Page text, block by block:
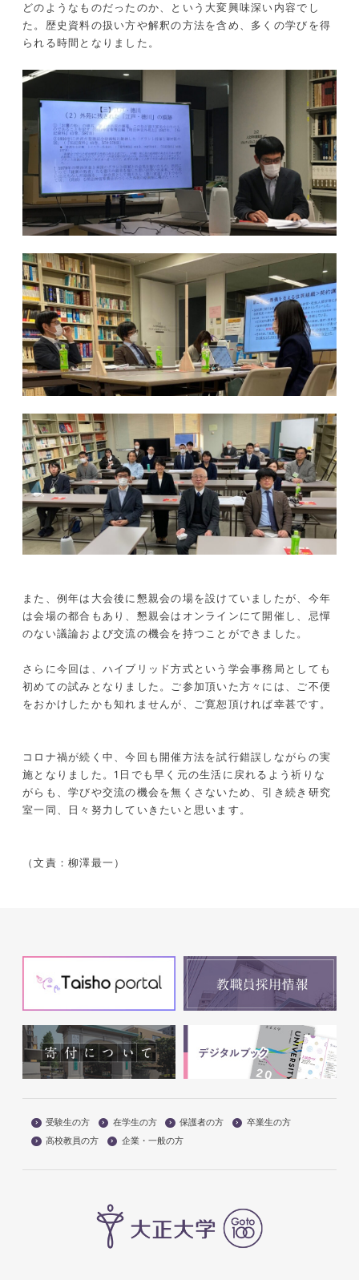
どのようなものだったのか、という大変興味深い内容でし
た。歴史資料の扱い方や解釈の方法を含め、多くの学びを得
られる時間となりました。
また、例年は大会後に懇親会の場を設けていましたが、今年
は会場の都合もあり、懇親会はオンラインにて開催し、忌憚
のない議論および交流の機会を持つことができました。
さらに今回は、ハイブリッド方式という学会事務局としても
初めての試みとなりました。ご参加頂いた方々には、ご不便
をおかけしたかも知れませんが、ご寛恕頂ければ幸甚です。
コロナ禍が続く中、今回も開催方法を試行錯誤しながらの実
施となりました。1日でも早く元の生活に戻れるよう祈りな
がらも、学びや交流の機会を無くさないため、引き続き研究
室一同、日々努力していきたいと思います。
（文責：柳澤最一）
受験生の方 在学生の方 保護者の方
卒業生の方
高校教員の方
企業・一般の方